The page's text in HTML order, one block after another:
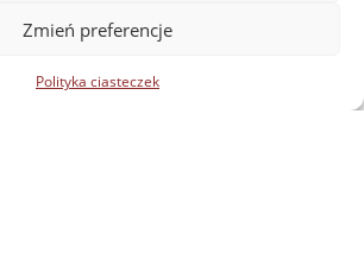
Zmień preferencje
Polityka ciasteczek